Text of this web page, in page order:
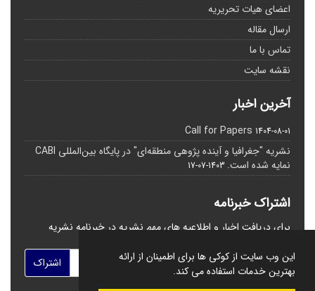
این وب سایت از کوکی ها برای اطمینان از ارائه
بهترین خدمات استفاده می کند.
اعضای هیات تحریریه
ارسال مقاله
تماس با ما
نقشه سایت
آخرین اخبار
Call for Papers 1404-08-01
نشریه "جغرافیا و آینده پژوهی منطقه‌ای" در پایگاه بین‌المللی CABI
نمایه شده است. 1403-07-17
اشتراک خبرنامه
برای دریافت اخبار و اطلاعیه های مهم نشریه در خبرنامه نشریه
اشتراک